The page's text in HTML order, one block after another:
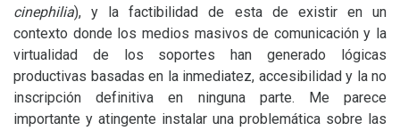
cinephilia), y la factibilidad de esta de existir en un
contexto donde los medios masivos de comunicación y la
virtualidad de los soportes han generado lógicas
productivas basadas en la inmediatez, accesibilidad y la no
inscripción definitiva en ninguna parte. Me parece
importante y atingente instalar una problemática sobre las